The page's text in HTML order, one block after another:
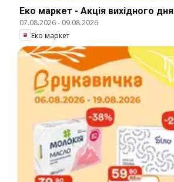
Еко маркет - Акція вихідного дня
07.08.2026- 09.08.2026
Еко маркет